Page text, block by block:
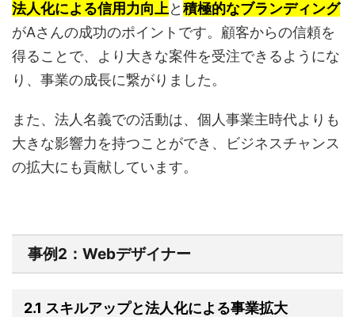
法人化による信用力向上と積極的なブランディング
がAさんの成功のポイントです。顧客からの信頼を
得ることで、より大きな案件を受注できるようにな
り、事業の成長に繋がりました。
また、法人名義での活動は、個人事業主時代よりも
大きな影響力を持つことができ、ビジネスチャンス
の拡大にも貢献しています。
事例2：Webデザイナー
2.1 スキルアップと法人化による事業拡大